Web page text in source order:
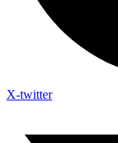
X-twitter